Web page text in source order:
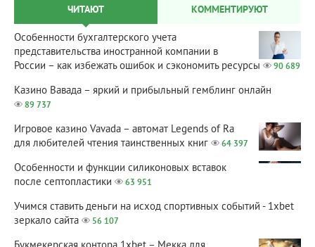
ЧИТАЮТ КОММЕНТИРУЮТ
Особенности бухгалтерского учета
представительства иностранной компании в
России – как избежать ошибок и сэкономить ресурсы
90 689
Казино Вавада – яркий и прибыльный гемблинг онлайн
89 737
Игровое казино Vavada – автомат Legends of Ra
для любителей чтения таинственных книг
64 397
Особенности и функции силиконовых вставок
после септопластики
63 951
Учимся ставить деньги на исход спортивных событий - 1xbet
зеркало сайта
56 107